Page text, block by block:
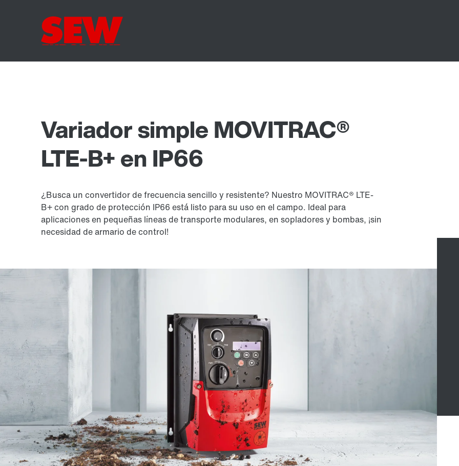
Variador simple MOVITRAC®
LTE-B+ en IP66
¿Busca un convertidor de frecuencia sencillo y resistente? Nuestro MOVITRAC® LTE-
B+ con grado de protección IP66 está listo para su uso en el campo. Ideal para
aplicaciones en pequeñas líneas de transporte modulares, en sopladores y bombas, ¡sin
necesidad de armario de control!